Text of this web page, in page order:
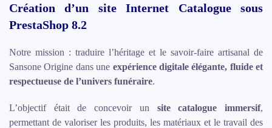
Création d’un site Internet Catalogue sous
PrestaShop 8.2
Notre mission : traduire l’héritage et le savoir-faire artisanal de
Sansone Origine dans une expérience digitale élégante, fluide et
respectueuse de l’univers funéraire.
L’objectif était de concevoir un site catalogue immersif,
permettant de valoriser les produits, les matériaux et le travail des